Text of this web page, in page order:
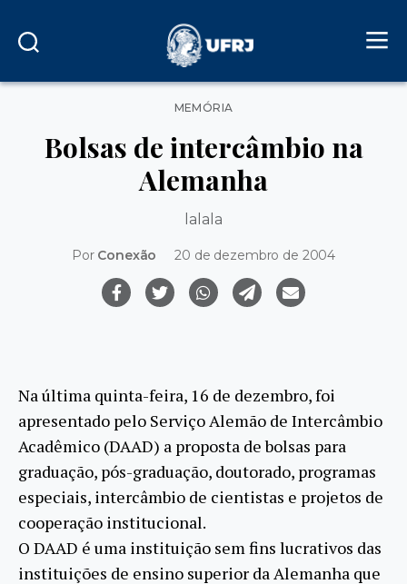
Categorias
MEMÓRIA
Bolsas de intercâmbio na
Alemanha
lalala
Por Conexão 20 de dezembro de 2004
Na última quinta-feira, 16 de dezembro, foi
apresentado pelo Serviço Alemão de Intercâmbio
Acadêmico (DAAD) a proposta de bolsas para
graduação, pós-graduação, doutorado, programas
especiais, intercâmbio de cientistas e projetos de
cooperação institucional.
O DAAD é uma instituição sem fins lucrativos das
instituições de ensino superior da Alemanha que